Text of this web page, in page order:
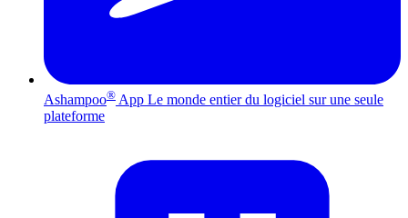
Ashampoo® App Le monde entier du logiciel sur une seule
plateforme